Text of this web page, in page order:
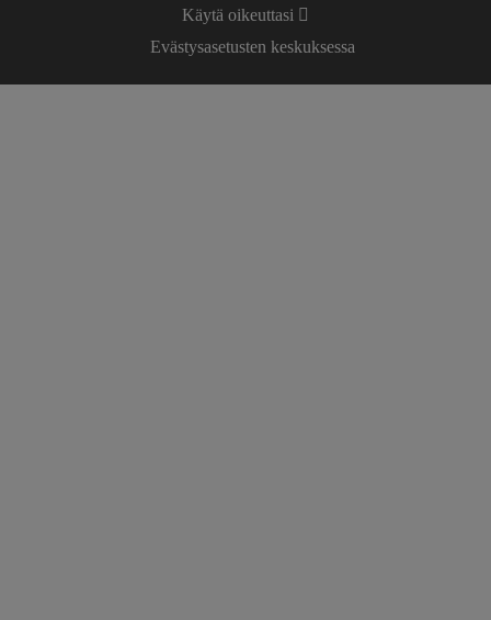
Käytä oikeuttasi
Evästysasetusten keskuksessa